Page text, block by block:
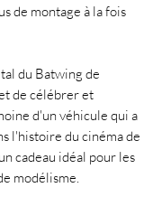
de montage à la fois
du Batwing de
de célébrer et
d'un véhicule qui a
l'histoire du cinéma de
cadeau idéal pour les
modélisme.